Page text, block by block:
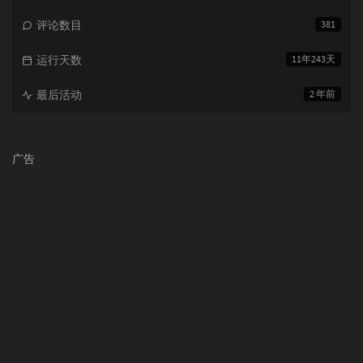
381
评论数目
11年243天
运行天数
2 年前
最后活动
广告